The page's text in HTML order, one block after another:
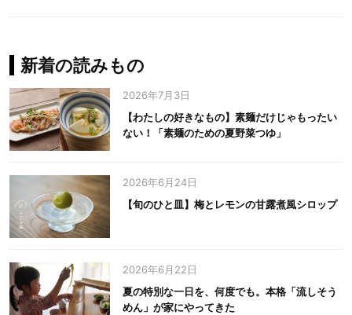
新着の読みもの
2026年7月3日
【わたしの好きなもの】素麺だけじゃもったい
ない！「素麺のための夏野菜つゆ」
2026年6月24日
【旬のひと皿】梅とレモンの甘露煮風シロップ
2026年6月22日
夏の特別な一日を、何度でも。本格「流しそう
めん」が家にやってきた